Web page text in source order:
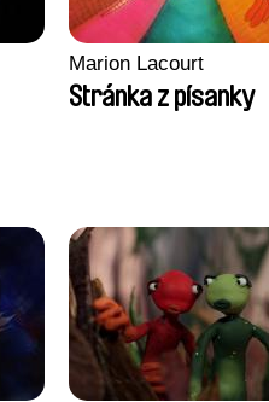
Marion Lacourt
Stránka z písanky